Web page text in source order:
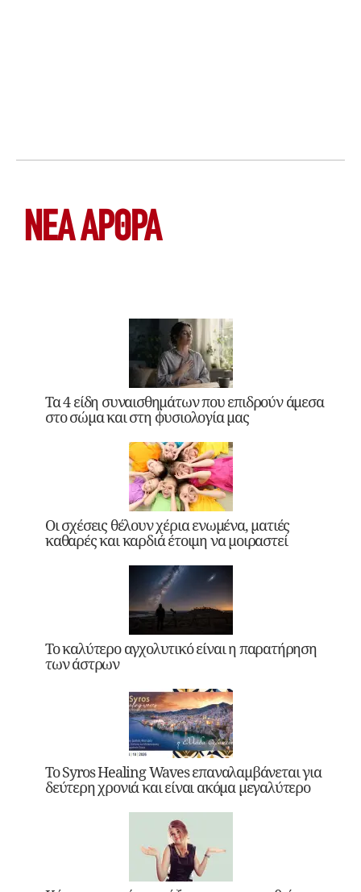
ΝΕΑ ΆΡΘΡΑ
Τα 4 είδη συναισθημάτων που επιδρούν άμεσα
στο σώμα και στη φυσιολογία μας
Οι σχέσεις θέλουν χέρια ενωμένα, ματιές
καθαρές και καρδιά έτοιμη να μοιραστεί
Το καλύτερο αγχολυτικό είναι η παρατήρηση
των άστρων
Το Syros Healing Waves επαναλαμβάνεται για
δεύτερη χρονιά και είναι ακόμα μεγαλύτερο